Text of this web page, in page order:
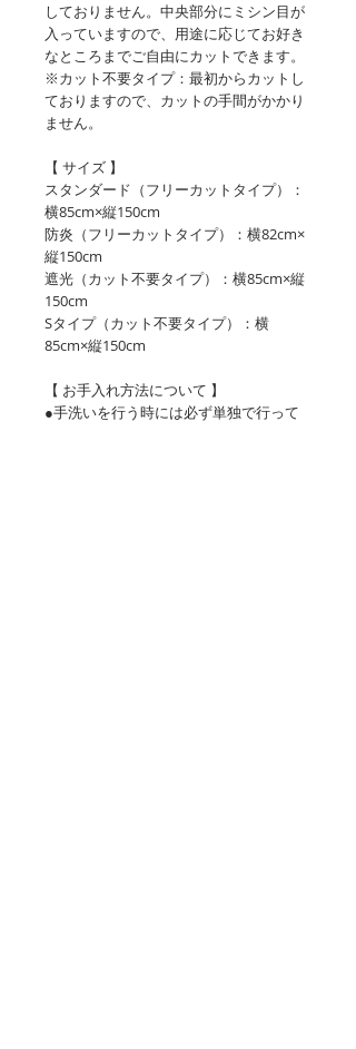
しておりません。中央部分にミシン目が
入っていますので、用途に応じてお好き
なところまでご自由にカットできます。
※カット不要タイプ：最初からカットし
ておりますので、カットの手間がかかり
ません。
【 サイズ 】
スタンダード（フリーカットタイプ）：
横85cm×縦150cm
防炎（フリーカットタイプ）：横82cm×
縦150cm
遮光（カット不要タイプ）：横85cm×縦
150cm
Sタイプ（カット不要タイプ）：横
85cm×縦150cm
【 お手入れ方法について 】
●手洗いを行う時には必ず単独で行って